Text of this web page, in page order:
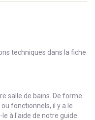
techniques dans la fiche
salle de bains. De forme
fonctionnels, il y a le
à l'aide de notre guide.